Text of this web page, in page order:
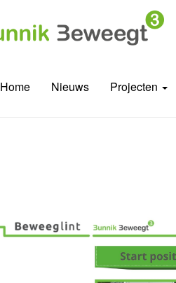
Home Nieuws Projecten